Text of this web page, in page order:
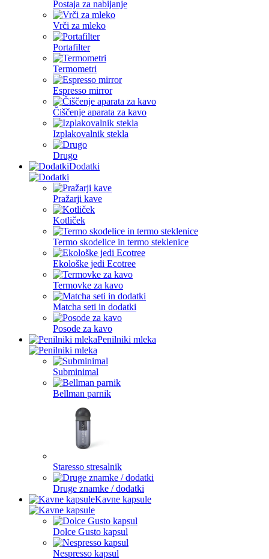
Postaja za nabijanje
Vrči za mleko
Portafilter
Termometri
Espresso mirror
Čiščenje aparata za kavo
Izplakovalnik stekla
Drugo
Dodatki
Pražarji kave
Kotliček
Termo skodelice in termo steklenice
Ekološke jedi Ecotree
Termovke za kavo
Matcha seti in dodatki
Posode za kavo
Penilniki mleka
Subminimal
Bellman parnik
Staresso stresalnik
Druge znamke / dodatki
Kavne kapsule
Dolce Gusto kapsul
Nespresso kapsul